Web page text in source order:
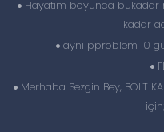
Hayatım boyunca
kadar
aynı pproblem 10
Merhaba Sezgin Bey, BOLT